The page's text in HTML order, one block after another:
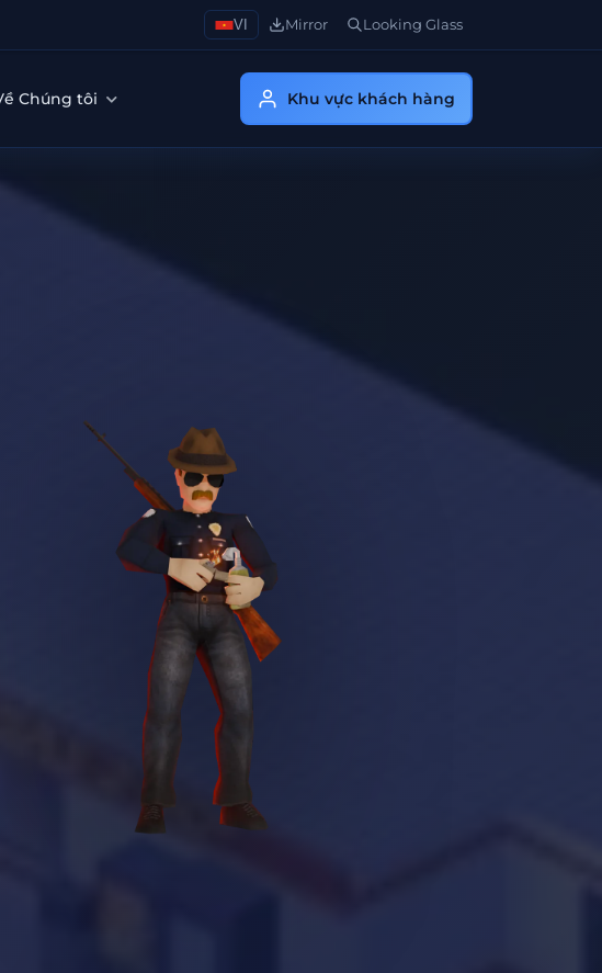
VI Mirror Looking Glass
Chúng tôi Khu vực khách hàng